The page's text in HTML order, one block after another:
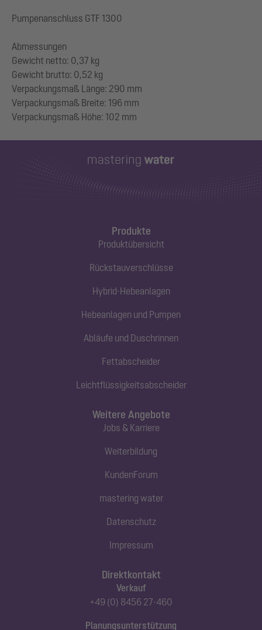
Pumpenanschluss GTF 1300
Abmessungen
Gewicht netto: 0,37 kg
Gewicht brutto: 0,52 kg
Verpackungsmaß Länge: 290 mm
Verpackungsmaß Breite: 196 mm
Produkte
Produktübersicht
Rückstauverschlüsse
Hybrid-Hebeanlagen
Hebeanlagen und Pumpen
Abläufe und Duschrinnen
Fettabscheider
Leichtflüssigkeitsabscheider
Direktkontakt
Verkauf
+49 (0) 8456 27-460
Planungsunterstützung
Weitere Angebote
Jobs & Karriere
Weiterbildung
KundenForum
mastering water
Datenschutz
Impressum